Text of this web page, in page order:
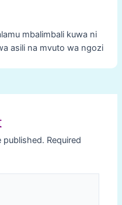
mbalimbali kuwa ni
asili na mvuto wa ngozi
published. Required